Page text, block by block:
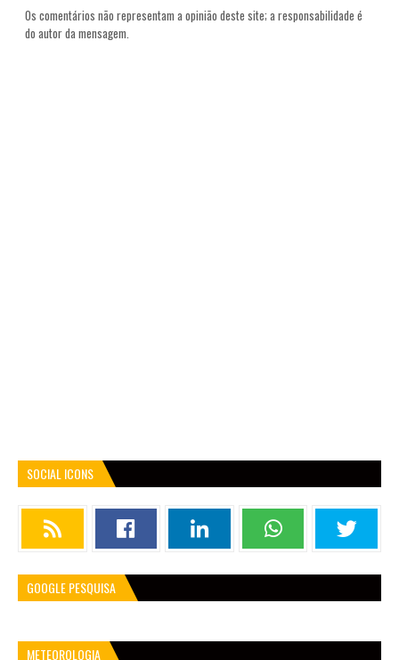
Os comentários não representam a opinião deste site; a responsabilidade é
do autor da mensagem.
SOCIAL ICONS
GOOGLE PESQUISA
METEOROLOGIA